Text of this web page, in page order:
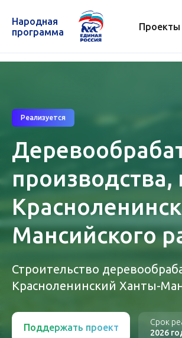
Народная
программа
Проекты
Реализуется
Мансийского
Строительство
Красноленинский Ханты-
Поддержать проект
Срок
2026